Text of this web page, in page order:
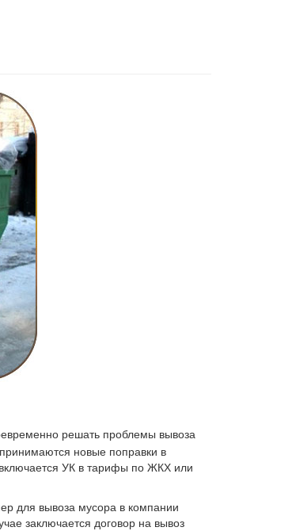
решать проблемы вывоза
новые поправки в
УК в тарифы по ЖКХ или
для вывоза мусора в компании
заключается договор на вывоз